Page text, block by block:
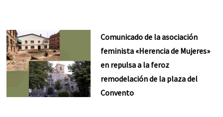
Comunicado de la asociación
feminista «Herencia de Mujeres»
en repulsa a la feroz
remodelación de la plaza del
Convento